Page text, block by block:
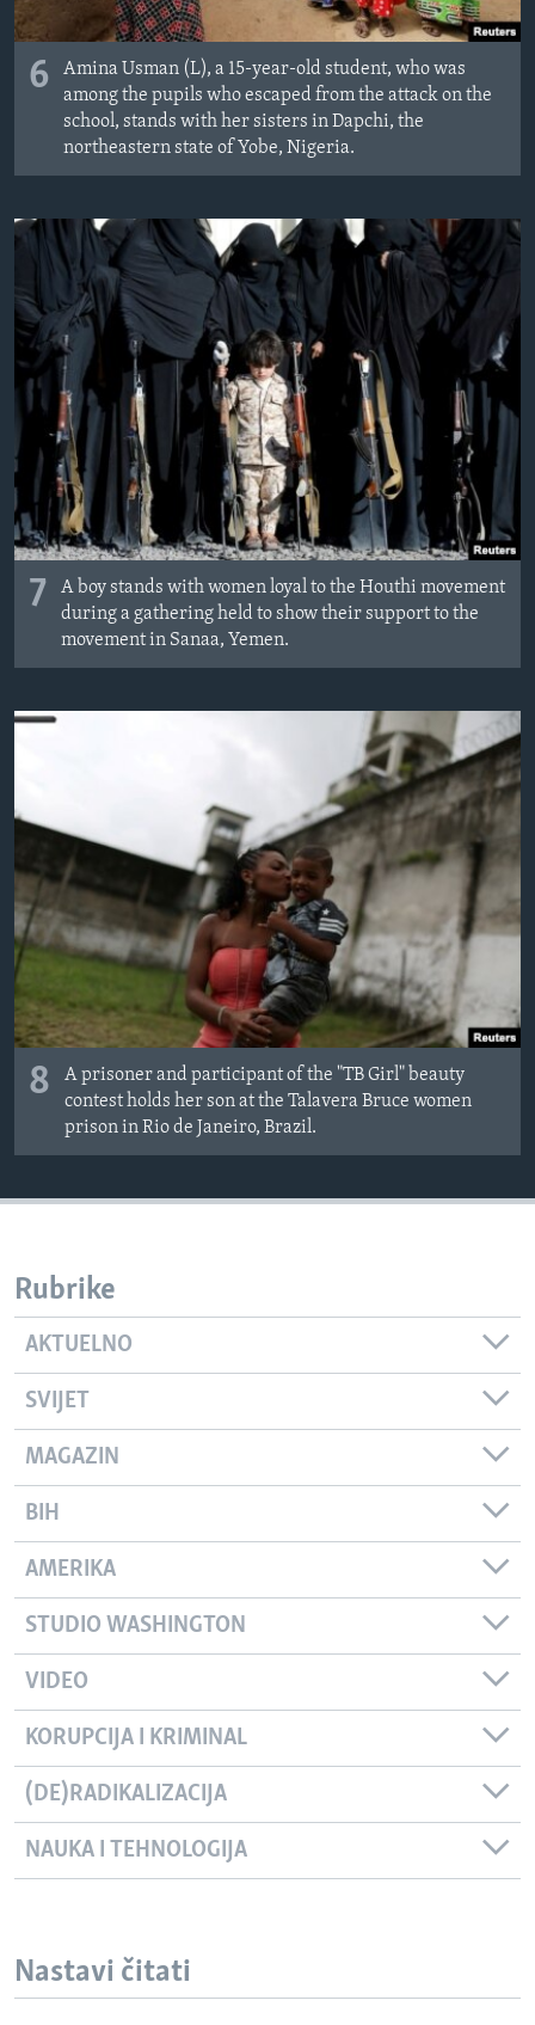
6
Amina Usman (L), a 15-year-old student, who was
among the pupils who escaped from the attack on the
school, stands with her sisters in Dapchi, the
northeastern state of Yobe, Nigeria.
7
A boy stands with women loyal to the Houthi movement
during a gathering held to show their support to the
movement in Sanaa, Yemen.
8
A prisoner and participant of the "TB Girl" beauty
contest holds her son at the Talavera Bruce women
prison in Rio de Janeiro, Brazil.
Rubrike
AKTUELNO
SVIJET
MAGAZIN
BIH
AMERIKA
STUDIO WASHINGTON
VIDEO
KORUPCIJA I KRIMINAL
(DE)RADIKALIZACIJA
NAUKA I TEHNOLOGIJA
Nastavi čitati